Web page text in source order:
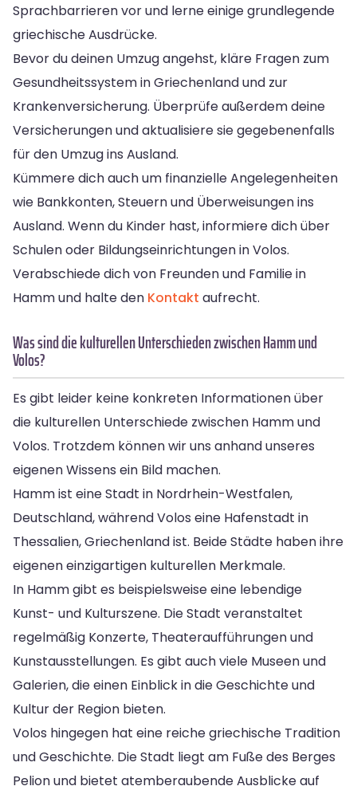
Sprachbarrieren vor und lerne einige grundlegende
griechische Ausdrücke.
Bevor du deinen Umzug angehst, kläre Fragen zum
Gesundheitssystem in Griechenland und zur
Krankenversicherung. Überprüfe außerdem deine
Versicherungen und aktualisiere sie gegebenenfalls
für den Umzug ins Ausland.
Kümmere dich auch um finanzielle Angelegenheiten
wie Bankkonten, Steuern und Überweisungen ins
Ausland. Wenn du Kinder hast, informiere dich über
Schulen oder Bildungseinrichtungen in Volos.
Verabschiede dich von Freunden und Familie in
Hamm und halte den Kontakt aufrecht.
Was sind die kulturellen Unterschieden zwischen Hamm und
Volos?
Es gibt leider keine konkreten Informationen über
die kulturellen Unterschiede zwischen Hamm und
Volos. Trotzdem können wir uns anhand unseres
eigenen Wissens ein Bild machen.
Hamm ist eine Stadt in Nordrhein-Westfalen,
Deutschland, während Volos eine Hafenstadt in
Thessalien, Griechenland ist. Beide Städte haben ihre
eigenen einzigartigen kulturellen Merkmale.
In Hamm gibt es beispielsweise eine lebendige
Kunst- und Kulturszene. Die Stadt veranstaltet
regelmäßig Konzerte, Theateraufführungen und
Kunstausstellungen. Es gibt auch viele Museen und
Galerien, die einen Einblick in die Geschichte und
Kultur der Region bieten.
Volos hingegen hat eine reiche griechische Tradition
und Geschichte. Die Stadt liegt am Fuße des Berges
Pelion und bietet atemberaubende Ausblicke auf